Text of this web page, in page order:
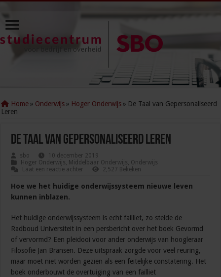
Home » Onderwijs » Hoger Onderwijs » De Taal van Gepersonaliseerd
Leren
De Taal van Gepersonaliseerd Leren
sbo
10 december 2019
Hoger Onderwijs, Middelbaar Onderwijs, Onderwijs
Laat een reactie achter
2,527 Bekeken
Hoe we het huidige onderwijssysteem nieuwe leven
kunnen inblazen.
Het huidige onderwijssysteem is echt failliet, zo stelde de
Radboud Universiteit in een persbericht over het boek Gevormd
of vervormd? Een pleidooi voor ander onderwijs van hoogleraar
Filosofie Jan Bransen. Deze uitspraak zorgde voor veel reuring,
maar moet niet worden gezien als een feitelijke constatering. Het
boek onderbouwt de overtuiging van een failliet